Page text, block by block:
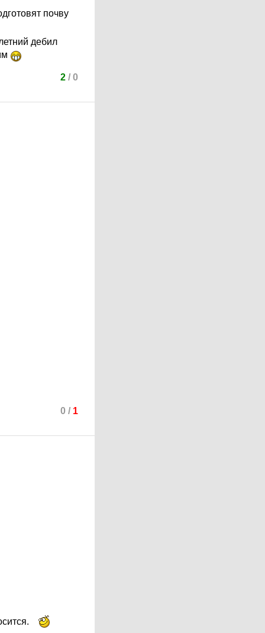
почву
дебил
2/ 0
0 / 1